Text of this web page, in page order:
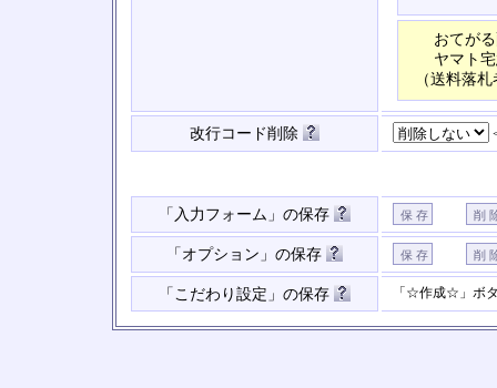
おてが
ヤマト
（送料落
改行コード削除
「入力フォーム」の保存
「オプション」の保存
「こだわり設定」の保存 「☆作成☆」ボ